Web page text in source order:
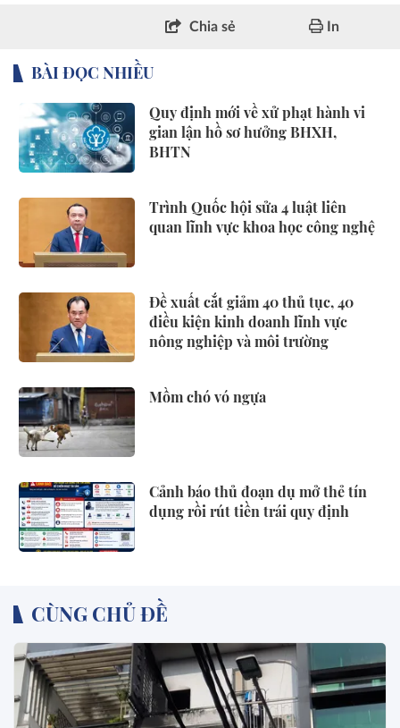
Chia sẻ In
BÀI ĐỌC NHIỀU
Quy định mới về xử phạt hành vi
gian lận hồ sơ hưởng BHXH,
BHTN
Trình Quốc hội sửa 4 luật liên
quan lĩnh vực khoa học công nghệ
Đề xuất cắt giảm 40 thủ tục, 40
điều kiện kinh doanh lĩnh vực
nông nghiệp và môi trường
Mồm chó vó ngựa
Cảnh báo thủ đoạn dụ mở thẻ tín
dụng rồi rút tiền trái quy định
CÙNG CHỦ ĐỀ